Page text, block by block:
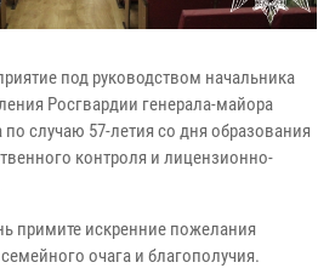
под руководством начальника
Росгвардии генерала-майора
случаю 57-летия со дня образования
контроля и лицензионно-
примите искренние пожелания
очага и благополучия.